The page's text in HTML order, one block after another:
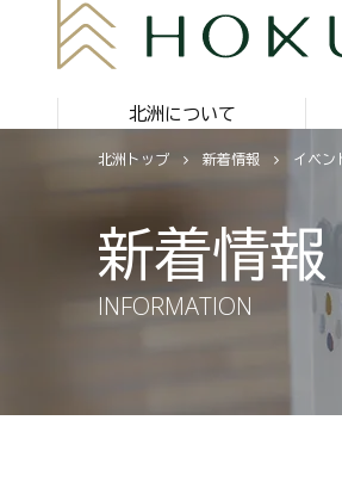
北洲について
北洲トップ 新着情報 イベン
新着情報
INFORMATION